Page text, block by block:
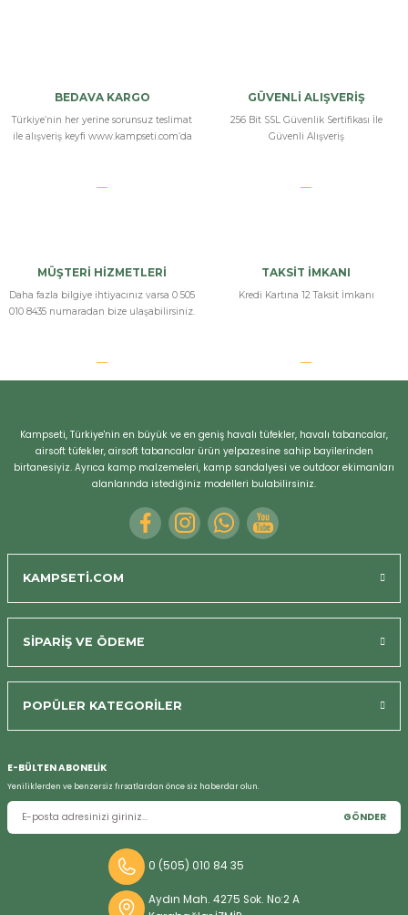
BEDAVA KARGO
Türkiye’nin her yerine sorunsuz teslimat
ile alışveriş keyfi www.kampseti.com’da
GÜVENLİ ALIŞVERİŞ
256 Bit SSL Güvenlik Sertifikası İle
Güvenli Alışveriş
MÜŞTERİ HİZMETLERİ
Daha fazla bilgiye ihtiyacınız varsa 0 505
010 8435 numaradan bize ulaşabilirsiniz.
TAKSİT İMKANI
Kredi Kartına 12 Taksit İmkanı
Kampseti, Türkiye'nin en büyük ve en geniş havalı tüfekler, havalı tabancalar,
airsoft tüfekler, airsoft tabancalar ürün yelpazesine sahip bayilerinden
birtanesiyiz. Ayrıca kamp malzemeleri, kamp sandalyesi ve outdoor ekimanları
alanlarında istediğiniz modelleri bulabilirsiniz.
KAMPSETİ.COM
SİPARİŞ VE ÖDEME
POPÜLER KATEGORİLER
E-BÜLTEN ABONELİK
Yeniliklerden ve benzersiz fırsatlardan önce siz haberdar olun.
GÖNDER
0 (505) 010 84 35
Aydın Mah. 4275 Sok. No:2 A